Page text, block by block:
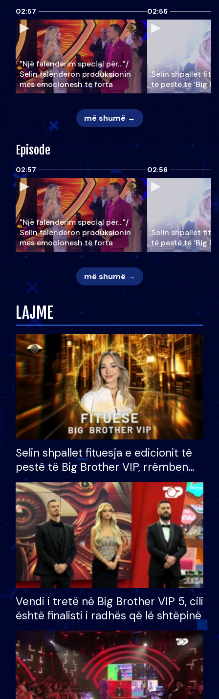
02:57
"Një falenderim special për…"/
Selin falënderon produksionin
mes emocionesh të forta
02:56
Selin shpallet
të pestë të ‘Big
më shumë →
Episode
02:57
"Një falenderim special për…"/
Selin falënderon produksionin
mes emocionesh të forta
02:56
Selin shpallet
të pestë të ‘Big
më shumë →
LAJME
Selin shpallet fituesja e edicionit të
pestë të Big Brother VIP, rrëmben
çmimin e madh prej 100 mijë eurosh
Vendi i tretë në Big Brother VIP 5, cili
është finalisti i radhës që lë shtëpinë